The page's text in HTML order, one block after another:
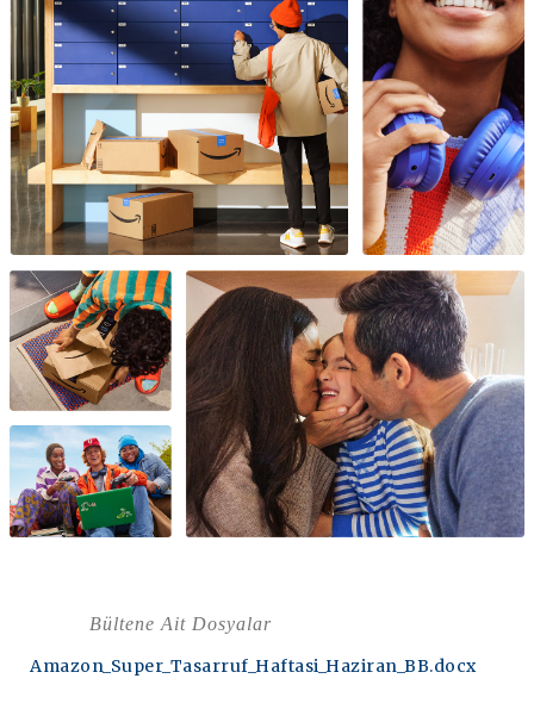
Bültene Ait Dosyalar
Amazon_Super_Tasarruf_Haftasi_Haziran_BB.docx